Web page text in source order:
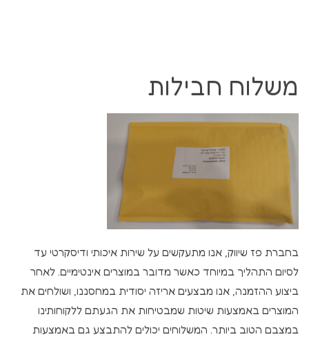
משלוח חבילות
בחברת פז שיווק, אנו מתעקשים על שירות איכותי ודיסקרטי עד
לסיום התהליך במיוחד כאשר מדובר במוצרים אינטימיים. לאחר
ביצוע ההזמנה, אנו מבצעים אריזה יסודית במחסננו, ושולחים את
המוצרים באמצעות שיטות שמבטיחות את הגעתם ללקוחותינו
במצבם הטוב ביותר. המשלוחים יכולים להתבצע גם באמצעות